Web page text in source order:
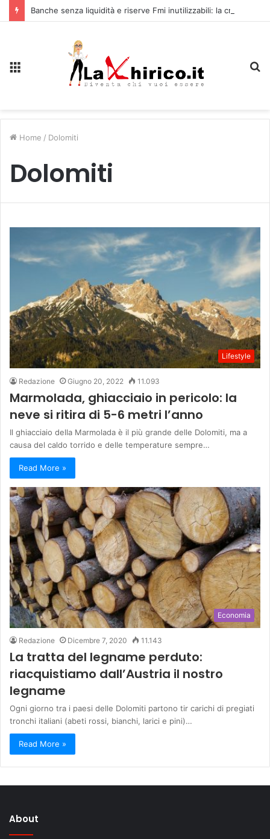
Home / Dolomiti
Dolomiti
Lifestyle
Redazione Giugno 20, 2022 11.093
Marmolada, ghiacciaio in pericolo: la
neve si ritira di 5-6 metri l’anno
Il ghiacciaio della Marmolada è il più grande delle Dolomiti, ma a
causa del caldo torrido e delle temperature sempre…
Read More »
Economia
Redazione Dicembre 7, 2020 11.143
La tratta del legname perduto:
riacquistiamo dall’Austria il nostro
legname
Ogni giorno tra i paesi delle Dolomiti partono tir carichi di pregiati
tronchi italiani (abeti rossi, bianchi, larici e pini)…
Read More »
About